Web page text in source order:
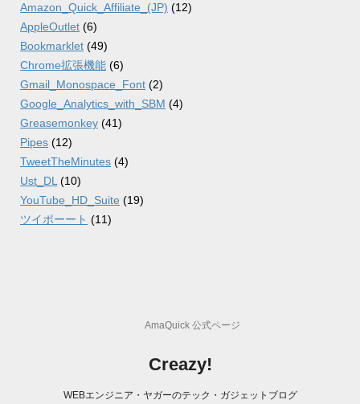
Amazon_Quick_Affiliate_(JP) (12)
AppleOutlet (6)
Bookmarklet (49)
Chrome拡張機能 (6)
Gmail_Monospace_Font (2)
Google_Analytics_with_SBM (4)
Greasemonkey (41)
Pipes (12)
TweetTheMinutes (4)
Ust_DL (10)
YouTube_HD_Suite (19)
ツイポーート (11)
AmaQuick 公式ページ
Creazy!
WEBエンジニア・ヤガーのテック・ガジェットブログ